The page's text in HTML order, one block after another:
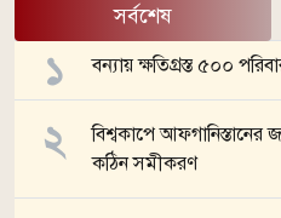
সর্বশেষ
বন্যায় ক্ষতিগ্রস্ত ৫০০
বিশ্বকাপে আফগানিস্তানের
কঠিন সমীকরণ